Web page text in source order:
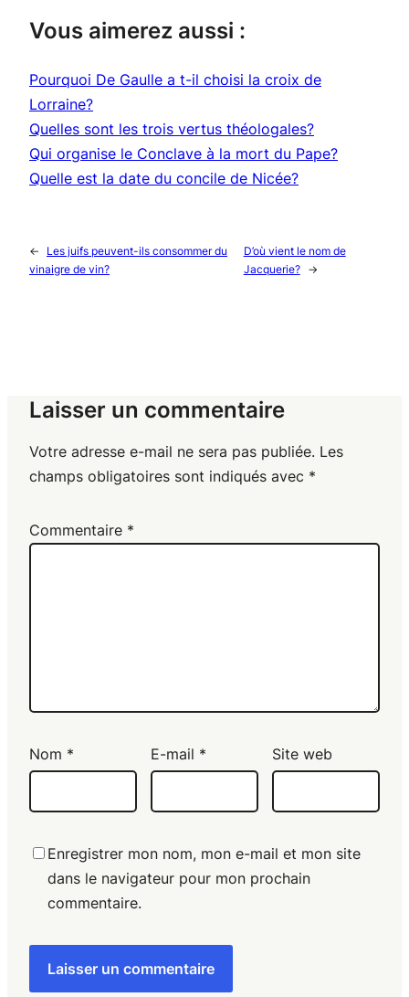
Vous aimerez aussi :
Pourquoi De Gaulle a t-il choisi la croix de
Lorraine?
Quelles sont les trois vertus théologales?
Qui organise le Conclave à la mort du Pape?
Quelle est la date du concile de Nicée?
←
Les juifs peuvent-ils consommer du
vinaigre de vin?
D’où vient le nom de
Jacquerie?
→
Laisser un commentaire
Votre adresse e-mail ne sera pas publiée. Les
champs obligatoires sont indiqués avec *
Commentaire *
Nom * E-mail * Site web
Enregistrer mon nom, mon e-mail et mon site
dans le navigateur pour mon prochain
commentaire.